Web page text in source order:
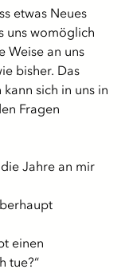
etwas Neues
uns womöglich
Weise an uns
bisher. Das
sich in uns in
Fragen
Jahre an mir
einen
tue?“